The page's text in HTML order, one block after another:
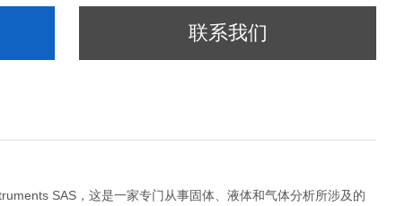
联系我们
SAS，这是一家专门从事固体、液体和气体分析所涉及的